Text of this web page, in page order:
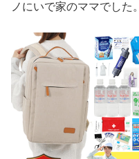
ノにいで家のママでした。